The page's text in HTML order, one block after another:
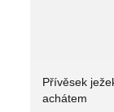
Přívěsek
achátem